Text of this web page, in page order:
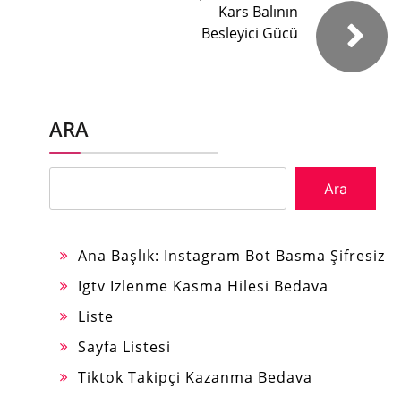
Kars Balının
Besleyici Gücü
ARA
Ara
Ana Başlık: Instagram Bot Basma Şifresiz
Igtv Izlenme Kasma Hilesi Bedava
Liste
Sayfa Listesi
Tiktok Takipçi Kazanma Bedava